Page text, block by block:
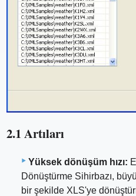
2.1 Artıları
Yüksek dönüşüm hızı:
Dönüştürme Sihirbazı,
bir şekilde XLS'ye